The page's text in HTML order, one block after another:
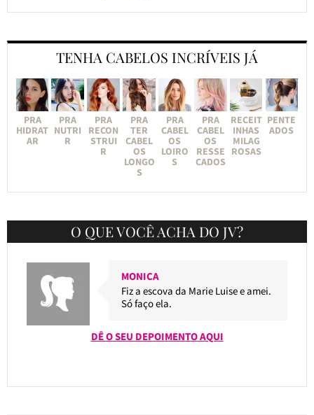
TENHA CABELOS INCRÍVEIS JÁ
PRA
HIDRAT
AR
PRA
NUTRI
R
PRA
RECON
STRUI
R
PRA
TER
CABEL
OS
LONGO
S
PRA
CABEL
OS
LOIRO
S
PRA
CABEL
OS
RESSE
CADOS
RECEIT
INHAS
MILAG
ROSAS
PENTE
ADOS
O QUE VOCÊ ACHA DO JV?
MONICA
Fiz a escova da Marie Luise e amei.
Só faço ela.
DÊ O SEU DEPOIMENTO AQUI